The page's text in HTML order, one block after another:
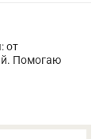
от
Помогаю